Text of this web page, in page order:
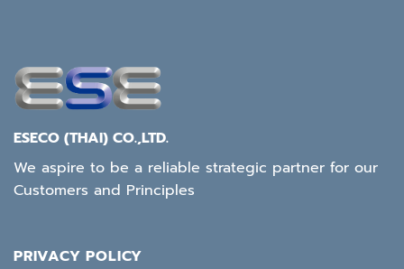
ESECO (THAI) CO.,LTD.
We aspire to be a reliable strategic partner for our
Customers and Principles
PRIVACY POLICY